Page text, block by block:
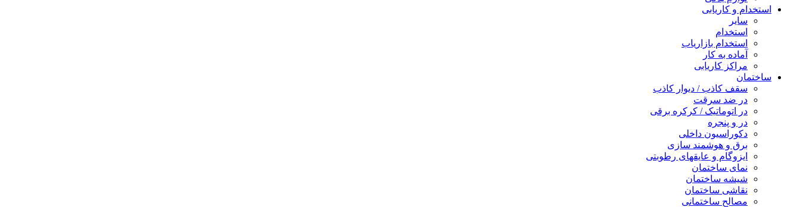
استخدام و کاریابی
سایر
استخدام
استخدام بازاریاب
آماده به کار
مراکز کاریابی
ساختمان
سقف کاذب / دیوار کاذب
در ضد سرقت
در اتوماتیک / کرکره برقی
در و پنجره
دکوراسیون داخلی
برق و هوشمند سازی
ایزوگام و عایقهای رطوبتی
نمای ساختمان
شیشه ساختمان
نقاشی ساختمان
مصالح ساختمانی